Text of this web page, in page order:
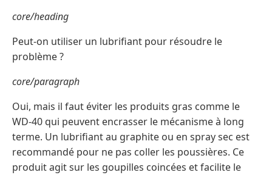
core/heading
Peut-on utiliser un lubrifiant pour résoudre le
problème ?
core/paragraph
Oui, mais il faut éviter les produits gras comme le
WD-40 qui peuvent encrasser le mécanisme à long
terme. Un lubrifiant au graphite ou en spray sec est
recommandé pour ne pas coller les poussières. Ce
produit agit sur les goupilles coincées et facilite le